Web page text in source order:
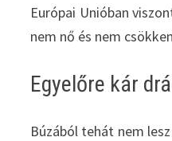
Európai Unióban
nem nő és nem
Egyelőre kár
Búzából tehát nem